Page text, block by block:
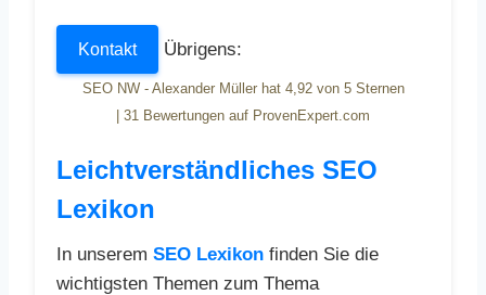
Kontakt Übrigens:
SEO NW - Alexander Müller hat 4,92von 5Sternen
| 31 Bewertungen auf ProvenExpert.com
Leichtverständliches SEO
Lexikon
In unserem SEO Lexikon finden Sie die
wichtigsten Themen zum Thema